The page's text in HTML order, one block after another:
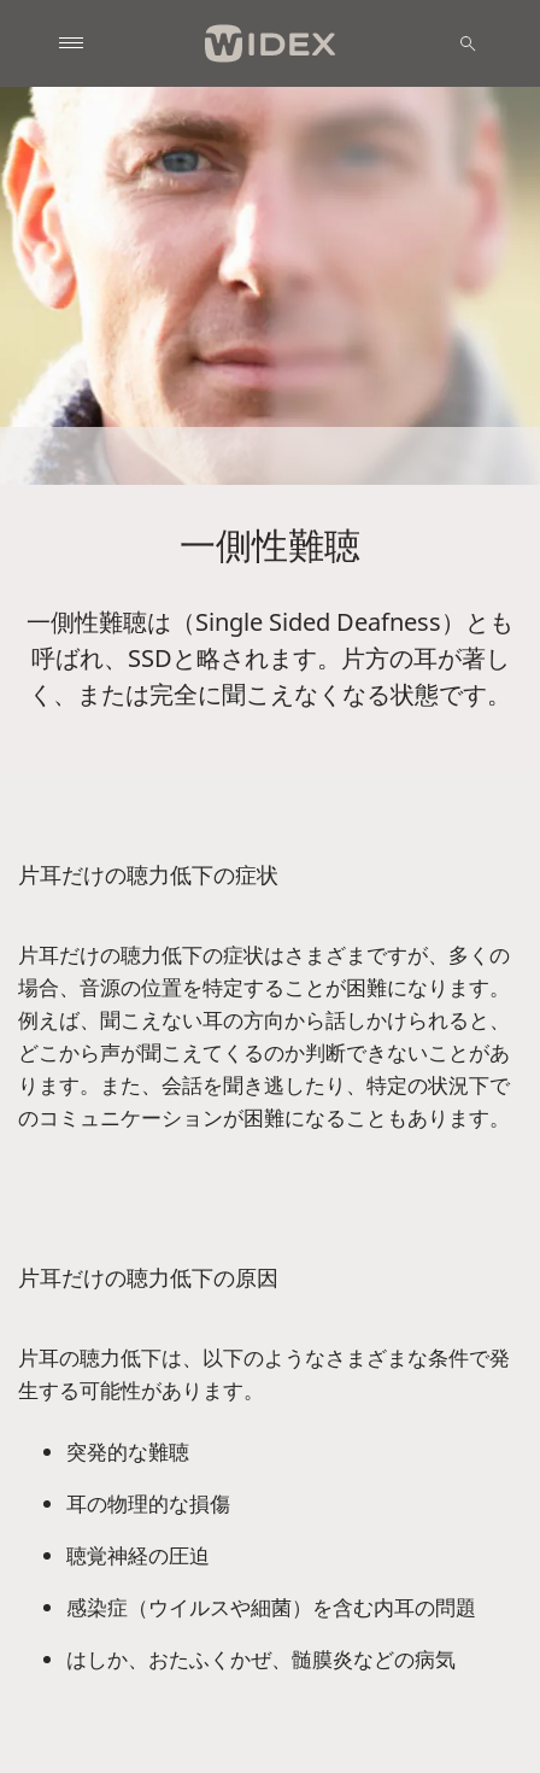
一側性難聴
一側性難聴は（Single Sided Deafness）とも
呼ばれ、SSDと略されます。片方の耳が著し
く、または完全に聞こえなくなる状態です。
片耳だけの聴力低下の症状
片耳だけの聴力低下の症状はさまざまですが、多くの
場合、音源の位置を特定することが困難になります。
例えば、聞こえない耳の方向から話しかけられると、
どこから声が聞こえてくるのか判断できないことがあ
ります。また、会話を聞き逃したり、特定の状況下で
のコミュニケーションが困難になることもあります。
片耳だけの聴力低下の原因
片耳の聴力低下は、以下のようなさまざまな条件で発
生する可能性があります。
突発的な難聴
耳の物理的な損傷
聴覚神経の圧迫
感染症（ウイルスや細菌）を含む内耳の問題
はしか、おたふくかぜ、髄膜炎などの病気